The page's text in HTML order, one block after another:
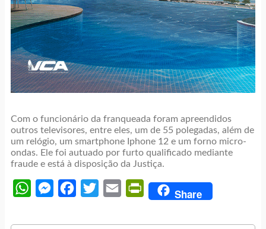
Com o funcionário da franqueada foram apreendidos
outros televisores, entre eles, um de 55 polegadas, além de
um relógio, um smartphone Iphone 12 e um forno micro-
ondas. Ele foi autuado por furto qualificado mediante
fraude e está à disposição da Justiça.
WhatsAppMessengerFacebook
Twitter Email PrintFriendly
Share